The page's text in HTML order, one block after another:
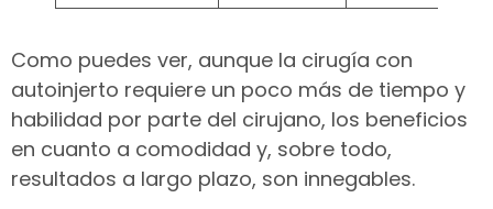
Como puedes ver, aunque la cirugía con
autoinjerto requiere un poco más de tiempo y
habilidad por parte del cirujano, los beneficios
en cuanto a comodidad y, sobre todo,
resultados a largo plazo, son innegables.